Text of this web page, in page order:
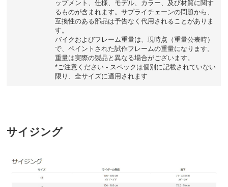
ップメント、仕様、モデル、カラー、及び材質に関す
るものが含まれます。サプライチェーンの問題から、
互換性のある部品は予告なく代用されることがありま
す。
バイクおよびフレーム重量は、現時点（重量公表時）
で、ペイントされた試作フレームの重量になります。
重量は実際の製品と異なる場合がございます。
*ご注意ください - スペックは個別に記載されていない
限り、全サイズに適用されます
サイジング